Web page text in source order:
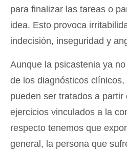
para finalizar las tareas o
idea. Esto provoca
indecisión, inseguridad y
Aunque la psicastenia ya
de los diagnósticos
pueden ser tratados a partir
ejercicios vinculados a la
respecto tenemos que
general, la persona que